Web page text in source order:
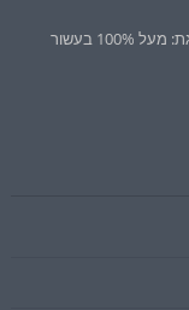
עלייה חדה במחירי הדירות בכרמי גת: מעל 100% בעשור